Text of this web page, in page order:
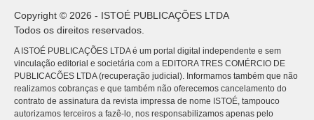
Copyright © 2026 - ISTOÉ PUBLICAÇÕES LTDA
Todos os direitos reservados.
A ISTOÉ PUBLICAÇÕES LTDA é um portal digital independente e sem
vinculação editorial e societária com a EDITORA TRES COMÉRCIO DE
PUBLICACÕES LTDA (recuperação judicial). Informamos também que não
realizamos cobranças e que também não oferecemos cancelamento do
contrato de assinatura da revista impressa de nome ISTOÉ, tampouco
autorizamos terceiros a fazê-lo, nos responsabilizamos apenas pelo